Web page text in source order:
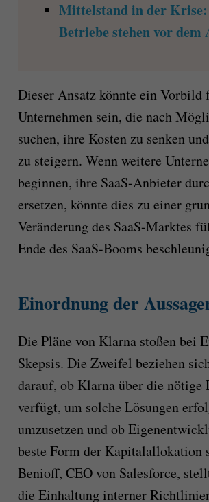
Mittelstand in der Krise:
Betriebe stehen vor dem
Dieser Ansatz könnte ein Vorbild
Unternehmen sein, die nach
suchen, ihre Kosten zu senken
zu steigern. Wenn weitere
beginnen, ihre SaaS-Anbieter
ersetzen, könnte dies zu einer
Veränderung des SaaS-Marktes
Ende des SaaS-Booms
Einordnung der
Die Pläne von Klarna stoßen bei
Skepsis. Die Zweifel beziehen
darauf, ob Klarna über die nötige
verfügt, um solche Lösungen
umzusetzen und ob
beste Form der Kapitalallokation
Benioff, CEO von Salesforce,
die Einhaltung interner